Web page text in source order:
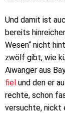
Und damit ist
bereits
Wesen“ nicht
zwölf gibt, wie
Aiwanger aus
fiel und den er
rechte, schon
versuchte, nickt